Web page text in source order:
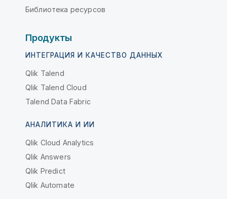
Библиотека ресурсов
Продукты
ИНТЕГРАЦИЯ И КАЧЕСТВО ДАННЫХ
Qlik Talend
Qlik Talend Cloud
Talend Data Fabric
АНАЛИТИКА И ИИ
Qlik Cloud Analytics
Qlik Answers
Qlik Predict
Qlik Automate